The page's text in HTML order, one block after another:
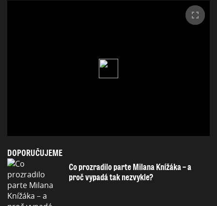
DOPORUČUJEME
Co prozradilo parte Milana Knížáka – a
proč vypadá tak nezvykle?